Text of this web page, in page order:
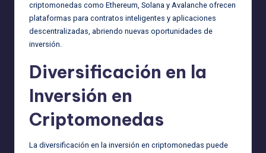
criptomonedas como Ethereum, Solana y Avalanche ofrecen
plataformas para contratos inteligentes y aplicaciones
descentralizadas, abriendo nuevas oportunidades de
inversión.
Diversificación en la
Inversión en
Criptomonedas
La diversificación en la inversión en criptomonedas puede